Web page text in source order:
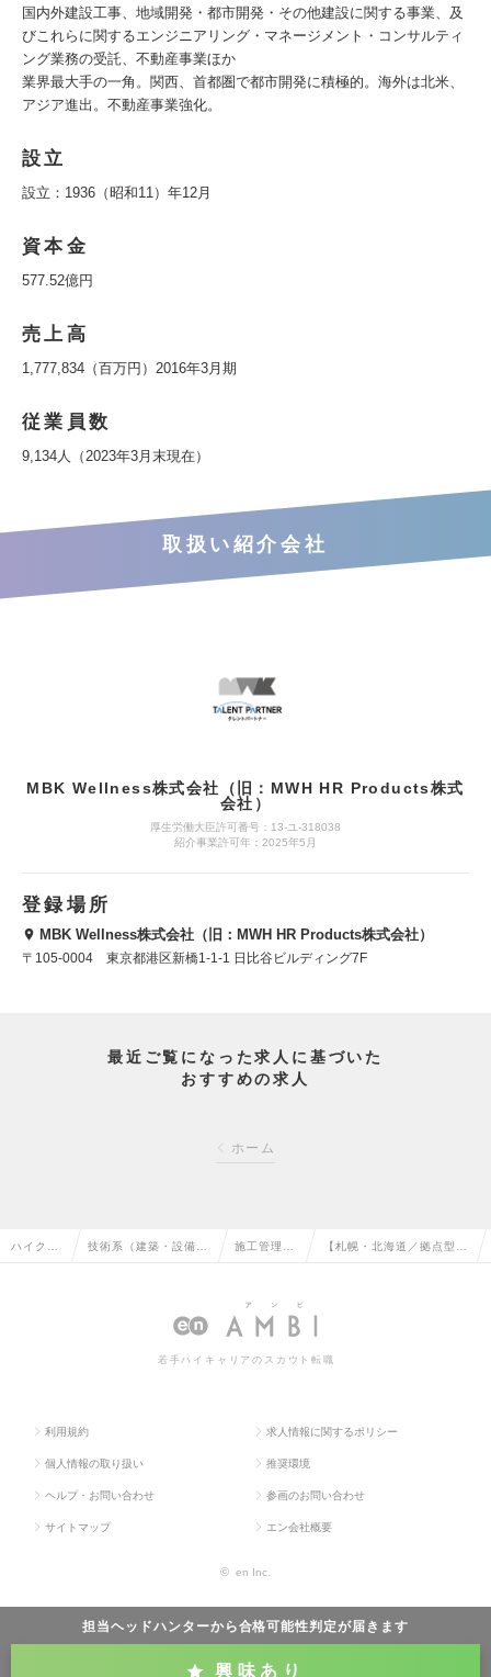
国内外建設工事、地域開発・都市開発・その他建設に関する事業、及
びこれらに関するエンジニアリング・マネージメント・コンサルティ
ング業務の受託、不動産事業ほか
業界最大手の一角。関西、首都圏で都市開発に積極的。海外は北米、
アジア進出。不動産事業強化。
設立
設立：1936（昭和11）年12月
資本金
577.52億円
売上高
1,777,834（百万円）2016年3月期
従業員数
9,134人（2023年3月末現在）
取扱い紹介会社
MBK Wellness株式会社（旧：MWH HR Products株式
会社）
厚生労働大臣許可番号：13-ユ-318038
紹介事業許可年：2025年5月
登録場所
MBK Wellness株式会社（旧：MWH HR Products株式会社）
〒105-0004 東京都港区新橋1-1-1 日比谷ビルディング7F
最近ご覧になった求人に基づいた
おすすめの求人
ホーム
担当ヘッドハンターから合格可能性判定が届きます
興味あり
ハイクラ 技術系（建築・設備・ 施工管理
転職
【札幌・北海道／拠点型】
若手ハイキャリアのスカウト転職
利用規約 求人情報に関するポリシー
個人情報の取り扱い 推奨環境
ヘルプ・お問い合わせ 参画のお問い合わせ
サイトマップ エン会社概要
© en Inc.